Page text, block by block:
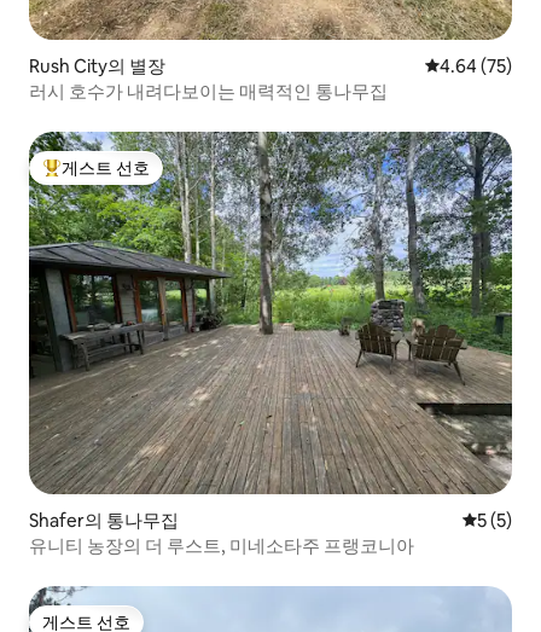
Rush City의 별장 평점 4.64점(5
4.64 (75)
러시 호수가 내려다보이는 매력적인 통나무집
상위 게스트 선호
게스트 선호
Shafer의 통나무집 평점 5점
5 (5)
유니티 농장의 더 루스트, 미네소타주 프랭코니아
게스트 선호